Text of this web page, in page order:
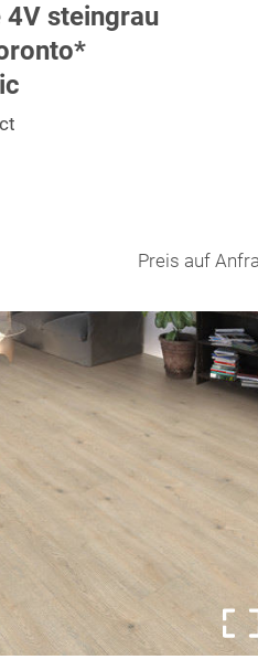
4V steingrau
Preis auf